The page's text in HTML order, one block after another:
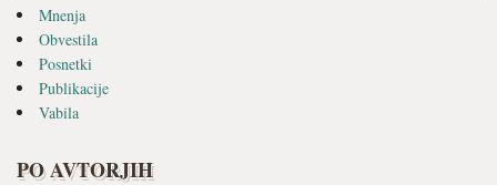
Mnenja
Obvestila
Posnetki
Publikacije
Vabila
PO AVTORJIH